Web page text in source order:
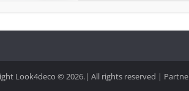
Look4deco © 2026.| All rights reserved |